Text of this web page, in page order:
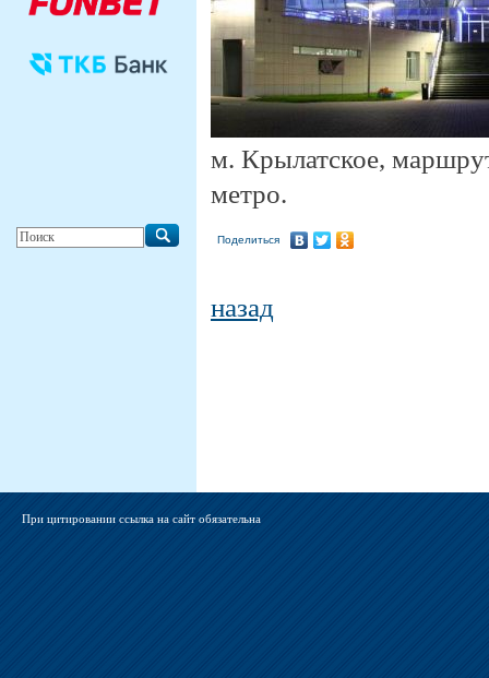
м. Крылатское,
метро.
Поделиться
назад
При цитировании ссылка на сайт обязательна